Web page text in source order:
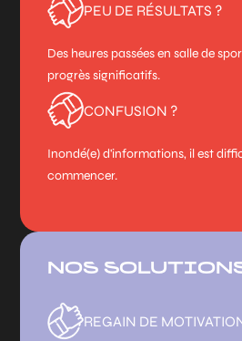
PEU DE RÉSULTATS ?
Des heures passées en salle de
progrès significatifs.
CONFUSION ?
Inondé(e) d'informations, il est
commencer.
NOS
REGAIN DE